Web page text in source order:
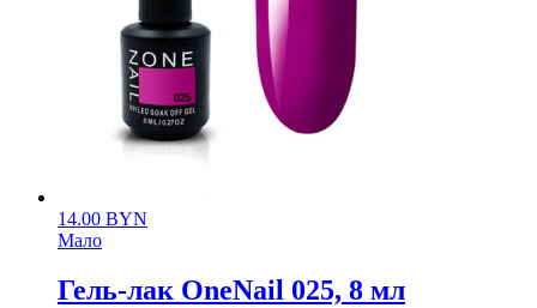
14.00 BYN
Мало
Гель-лак OneNail 025, 8 мл